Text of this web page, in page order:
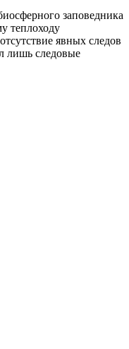
заповедника
теплоходу
явных следов
лишь следовые